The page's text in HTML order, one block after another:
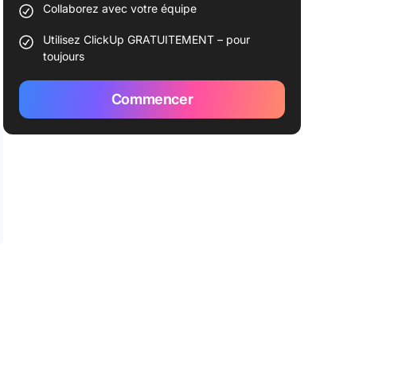
Collaborez avec votre équipe
Utilisez ClickUp GRATUITEMENT – pour
toujours
Commencer